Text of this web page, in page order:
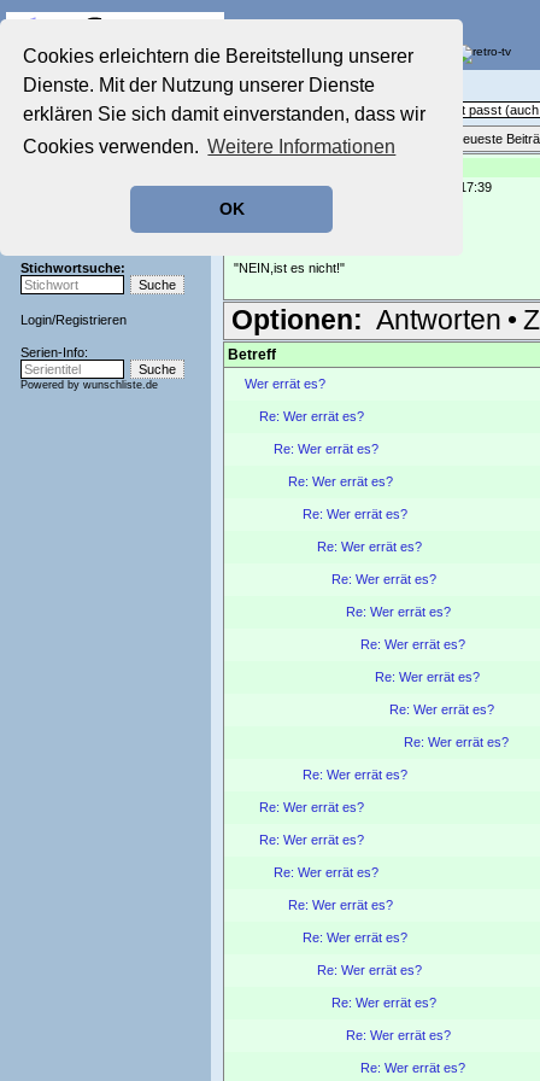
Cookies erleichtern die Bereitstellung unserer
Dienste. Mit der Nutzung unserer Dienste
erklären Sie sich damit einverstanden, dass wir
Cookies verwenden. Weitere Informationen
OK
Startseite
Aktuelles Forum
Film-Forum
Zeichentrick-Forum
Stichwortsuche:
Login/Registrieren
Serien-Info:
Powered by wunschliste.de
Sendeschluss!
Off Topic - Alles, was woanders nicht passt
Themenübersicht
•
Neueste
geschrieben von:
, 18.02.23 17:39
Mal schauen wer das errät:
"NEIN,ist es nicht!"
Optionen: Antworten •
Betreff
Wer errät es?
Re: Wer errät es?
Re: Wer errät es?
Re: Wer errät es?
Re: Wer errät es?
Re: Wer errät es?
Re: Wer errät es?
Re: Wer errät es?
Re: Wer errät es?
Re: Wer errät es?
Re: Wer errät es?
Re: Wer errät es?
Re: Wer errät es?
Re: Wer errät es?
Re: Wer errät es?
Re: Wer errät es?
Re: Wer errät es?
Re: Wer errät es?
Re: Wer errät es?
Re: Wer errät es?
Re: Wer errät es?
Re: Wer errät es?